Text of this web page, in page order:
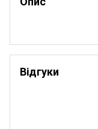
Відгуки